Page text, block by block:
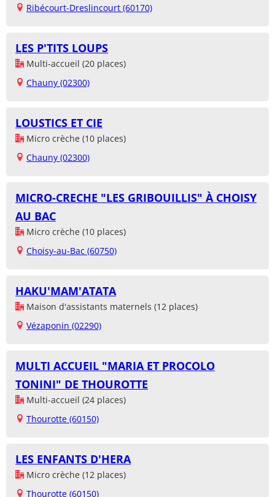
Ribécourt-Dreslincourt (60170)
LES P'TITS LOUPS
Multi-accueil (20 places)
Chauny (02300)
LOUSTICS ET CIE
Micro crèche (10 places)
Chauny (02300)
MICRO-CRECHE "LES GRIBOUILLIS" À CHOISY
AU BAC
Micro crèche (10 places)
Choisy-au-Bac (60750)
HAKU'MAM'ATATA
Maison d'assistants maternels (12 places)
Vézaponin (02290)
MULTI ACCUEIL "MARIA ET PROCOLO
TONINI" DE THOUROTTE
Multi-accueil (24 places)
Thourotte (60150)
LES ENFANTS D'HERA
Micro crèche (12 places)
Thourotte (60150)